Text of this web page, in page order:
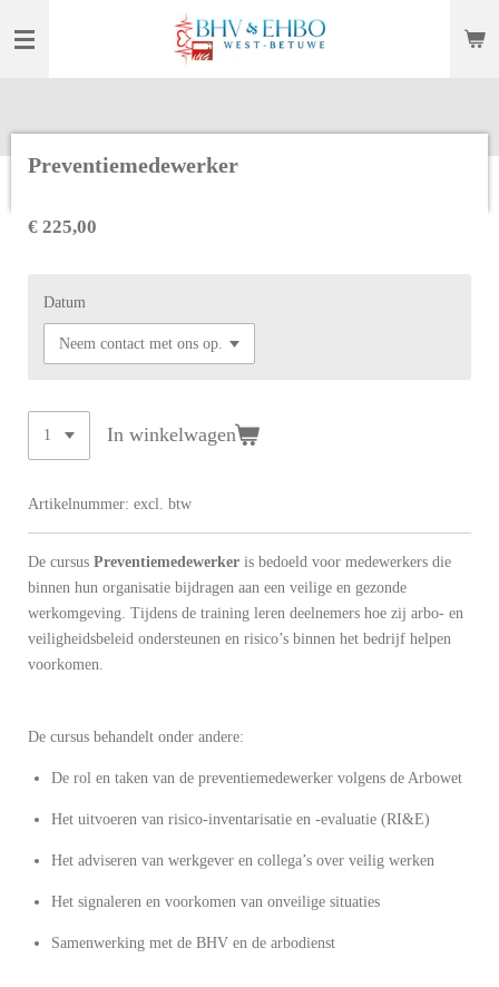
direct
Preventiemedewerker
€ 225,00
Datum
In winkelwagen
Artikelnummer: excl. btw
De cursus Preventiemedewerker is bedoeld voor medewerkers die
binnen hun organisatie bijdragen aan een veilige en gezonde
werkomgeving. Tijdens de training leren deelnemers hoe zij arbo- en
veiligheidsbeleid ondersteunen en risico’s binnen het bedrijf helpen
voorkomen.
De cursus behandelt onder andere:
De rol en taken van de preventiemedewerker volgens de Arbowet
Het uitvoeren van risico-inventarisatie en -evaluatie (RI&E)
Het adviseren van werkgever en collega’s over veilig werken
Het signaleren en voorkomen van onveilige situaties
Samenwerking met de BHV en de arbodienst